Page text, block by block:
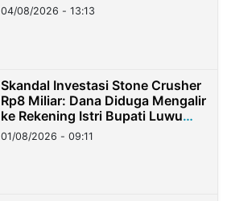
04/08/2026 - 13:13
Skandal Investasi Stone Crusher
Rp8 Miliar: Dana Diduga Mengalir
ke Rekening Istri Bupati Luwu
Timur
01/08/2026 - 09:11